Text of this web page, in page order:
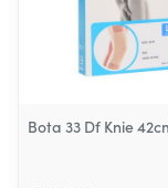
Bota 33 Df Knie